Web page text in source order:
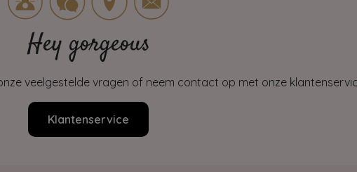
Hey gorgeous
veelgestelde vragen of neem contact op met onze
Klantenservice